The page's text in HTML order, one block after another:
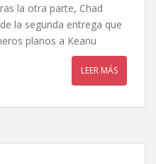
la otra parte, Chad
la segunda entrega que
planos a Keanu
LEER MÁS